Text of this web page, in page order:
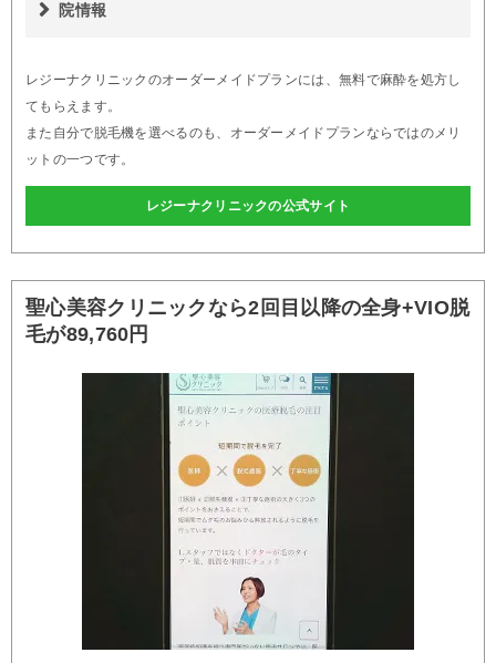
院情報
レジーナクリニックのオーダーメイドプランには、無料で麻酔を処方し
てもらえます。
また自分で脱毛機を選べるのも、オーダーメイドプランならではのメリ
ットの一つです。
レジーナクリニックの公式サイト
聖心美容クリニックなら2回目以降の全身+VIO脱
毛が89,760円